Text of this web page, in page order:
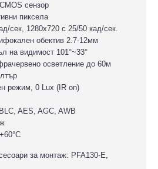
сензор
пиксела
сек, 1280х720 с 25/50 кад/сек.
обектив 2.7-12мм
на видимост 101°~33°
осветление до 60м
режим, 0 Lux (IR on)
AES, AGC, AWB
за монтаж: PFA130-E,